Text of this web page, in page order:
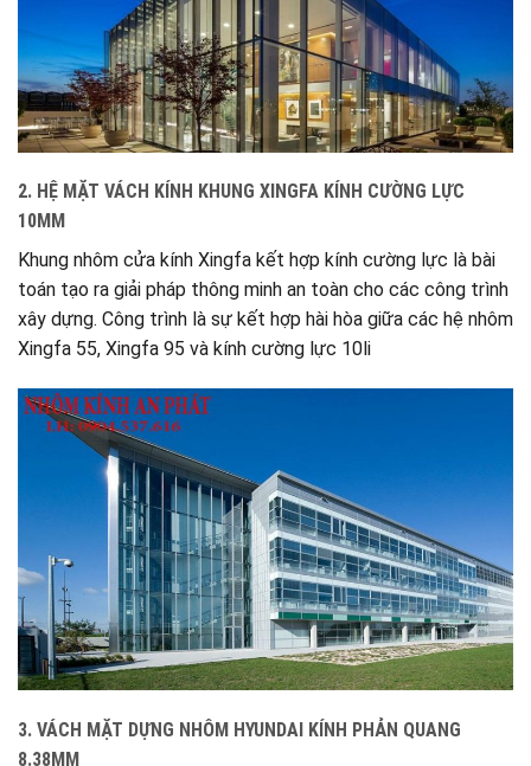
2. HỆ MẶT VÁCH KÍNH KHUNG XINGFA KÍNH CƯỜNG LỰC
10MM
Khung nhôm cửa kính Xingfa kết hợp kính cường lực là bài
toán tạo ra giải pháp thông minh an toàn cho các công trình
xây dựng. Công trình là sự kết hợp hài hòa giữa các hệ nhôm
Xingfa 55, Xingfa 95 và kính cường lực 10li
3. VÁCH MẶT DỰNG NHÔM HYUNDAI KÍNH PHẢN QUANG
8.38MM